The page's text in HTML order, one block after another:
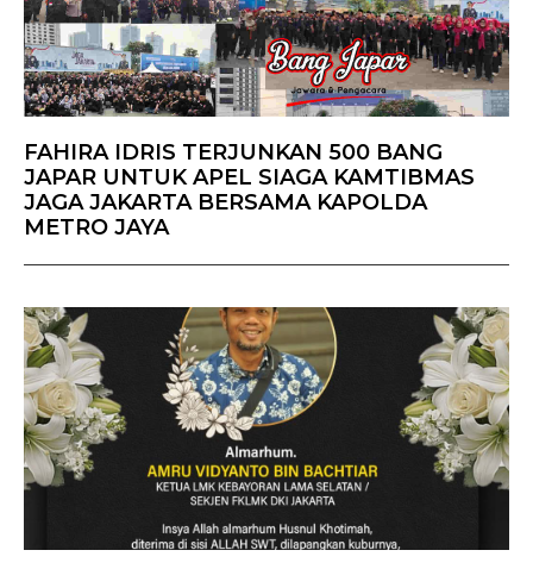
FAHIRA IDRIS TERJUNKAN 500 BANG
JAPAR UNTUK APEL SIAGA KAMTIBMAS
JAGA JAKARTA BERSAMA KAPOLDA
METRO JAYA